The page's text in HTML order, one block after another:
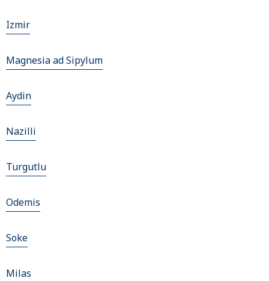
Izmir
Magnesia ad Sipylum
Aydin
Nazilli
Turgutlu
Odemis
Soke
Milas